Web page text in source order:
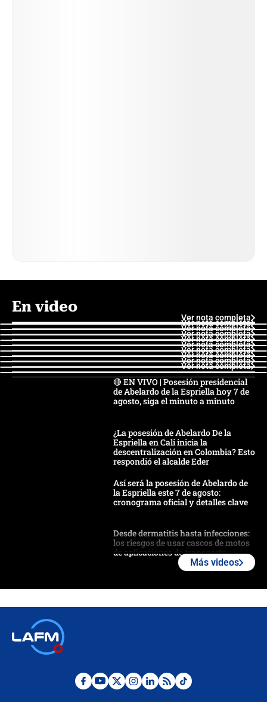
En video
Ver nota completa
Ver nota completa
Ver nota completa
Ver nota completa
Ver nota completa
Ver nota completa
Ver nota completa
Ver nota completa
Ver nota completa
Ver nota completa
🔴 EN VIVO | Posesión presidencial
de Abelardo de la Espriella hoy 7 de
agosto, siga el minuto a minuto
¿La posesión de Abelardo De la
Espriella en Cali inicia la
descentralización en Colombia? Esto
respondió el alcalde Eder
Así será la posesión de Abelardo de
la Espriella este 7 de agosto:
cronograma oficial y detalles clave
Desde dermatitis hasta infecciones:
los riesgos de usar cascos de motos
de aplicaciones de transporte
Posesión de Abelardo De La Espriella
Más videos